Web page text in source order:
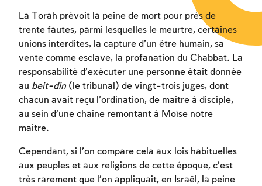
La Torah prévoit la peine de mort pour près de
trente fautes, parmi lesquelles le meurtre, certaines
unions interdites, la capture d’un être humain, sa
vente comme esclave, la profanation du Chabbat. La
responsabilité d’exécuter une personne était donnée
au beit-din (le tribunal) de vingt-trois juges, dont
chacun avait reçu l’ordination, de maître à disciple,
au sein d’une chaîne remontant à Moïse notre
maître.
Cependant, si l’on compare cela aux lois habituelles
aux peuples et aux religions de cette époque, c’est
très rarement que l’on appliquait, en Israël, la peine